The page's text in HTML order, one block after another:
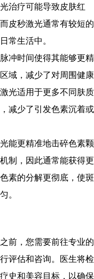
治疗可能导致皮肤红
皮秒激光通常有较短的
常生活中。
冲时间使得其能够更精
域，减少了对周围健康
光适用于更多不同肤质
减少了引发色素沉着或
能更精准地击碎色素颗
制，因此通常能获得更
素的分解更彻底，使斑
。
前，您需要前往专业的
评估和咨询。医生将检
史和美容目标，以确保